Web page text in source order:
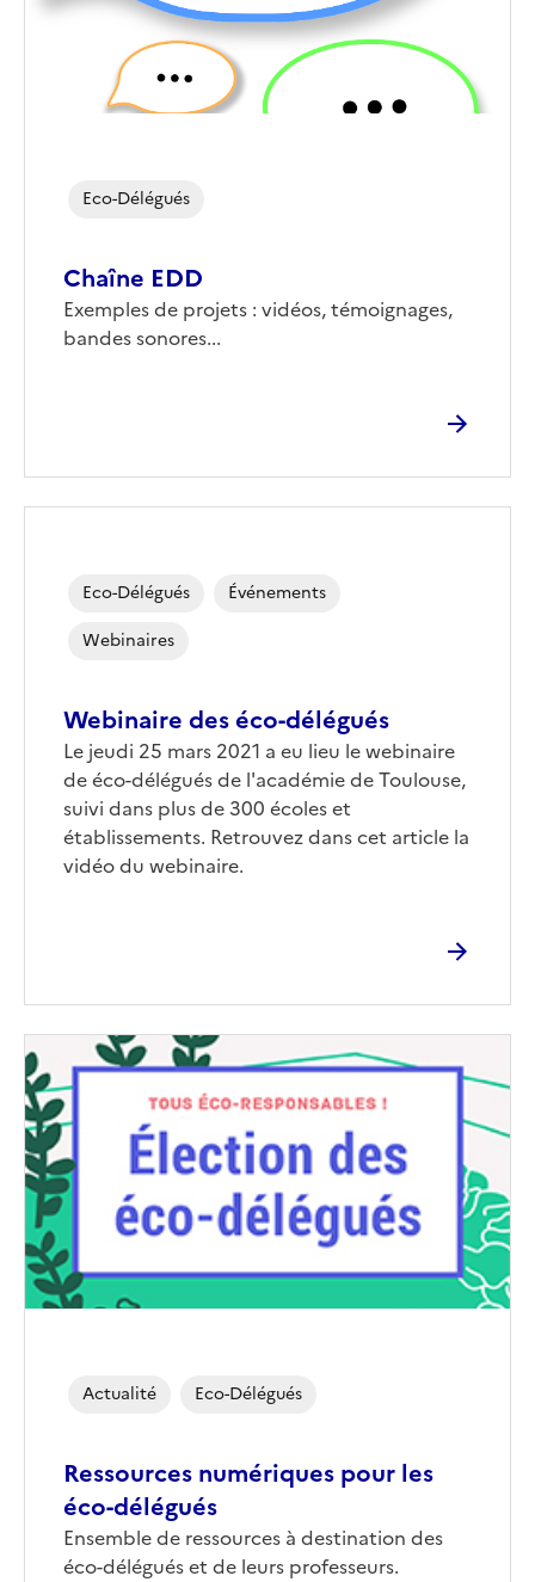
Chaîne EDD
Corps
Exemples de projets : vidéos, témoignages,
bandes sonores...
Eco-Délégués
Webinaire des éco-délégués
Corps
Le jeudi 25 mars 2021 a eu lieu le webinaire
de éco-délégués de l'académie de Toulouse,
suivi dans plus de 300 écoles et
établissements. Retrouvez dans cet article la
vidéo du webinaire.
Eco-Délégués
Événements
Webinaires
couverture
(conseillée)
Ressources numériques pour les
éco-délégués
Corps
Ensemble de ressources à destination des
éco-délégués et de leurs professeurs.
Actualité Eco-Délégués
Image
de
couverture
(conseillée)